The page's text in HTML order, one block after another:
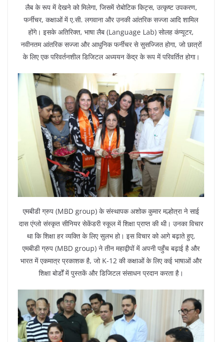
लैब के रूप में देखने को मिलेगा, जिसमें रोबोटिक किट्स, उत्कृष्ट उपकरण,
फर्नीचर, कक्षाओं में ए.सी. लगवाना और उनकी आंतरिक सज्जा आदि शामिल
होंगे। इसके अतिरिक्त, भाषा लैब (Language Lab) सोलह कंप्यूटर,
नवीनतम आंतरिक सज्जा और आधुनिक फर्नीचर से सुसज्जित होगा, जो छात्रों
के लिए एक परिवर्तनशील डिजिटल अध्ययन केंद्र के रूप में परिवर्तित होगा।
एमबीडी ग्रुप (MBD group) के संस्थापक अशोक कुमार मल्होत्रा ने साई
दास एंग्लो संस्कृत सीनियर सेकेंडरी स्कूल में शिक्षा प्राप्त की थी। उनका विचार
था कि शिक्षा हर व्यक्ति के लिए सुलभ हो। इस विचार को आगे बढ़ाते हुए,
एमबीडी ग्रुप (MBD group) ने तीन महाद्वीपों में अपनी पहुँच बढ़ाई है और
भारत में एकमात्र प्रकाशक है, जो K-12 की कक्षाओं के लिए कई भाषाओं और
शिक्षा बोर्डों में पुस्तकें और डिजिटल संसाधन प्रदान करता है।